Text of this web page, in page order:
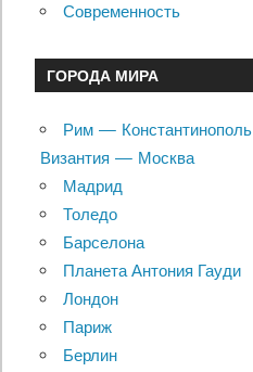
Современность
ГОРОДА МИРА
Рим — Константинополь
Византия — Москва
Мадрид
Толедо
Барселона
Планета Антония Гауди
Лондон
Париж
Берлин